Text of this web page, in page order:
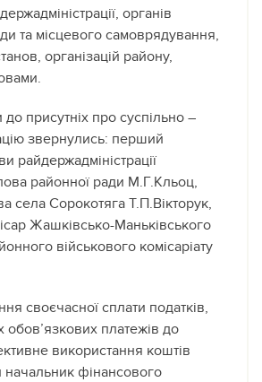
органів
та місцевого самоврядування,
організацій району,
присутніх про суспільно –
звернулись: перший
райдержадміністрації
районної ради М.Г.Кльоц,
села Сорокотяга Т.П.Вікторук,
Жашківсько-Маньківського
військового комісаріату
своєчасної сплати податків,
обов’язкових платежів до
використання коштів
фінансового